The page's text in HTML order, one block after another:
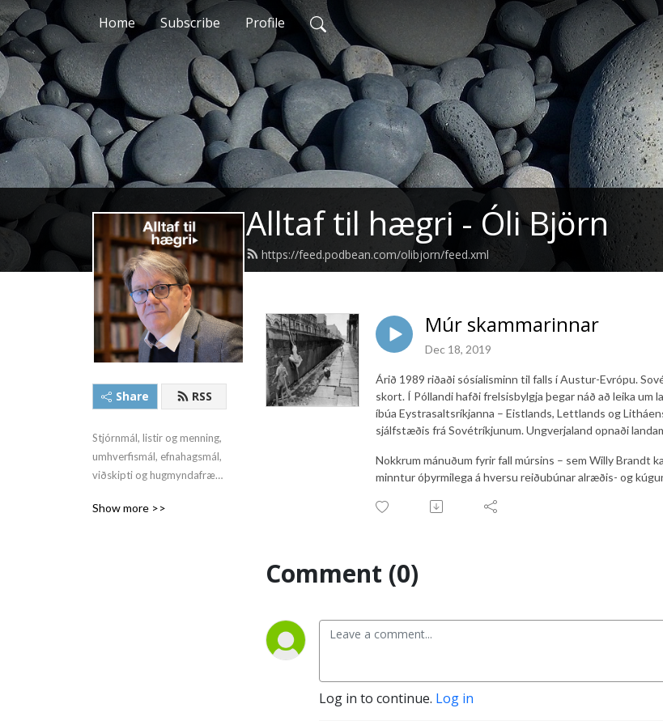
Home Subscribe Profile
Alltaf til hægri - Óli Björn
https://feed.podbean.com/olibjorn/feed.xml
Share RSS
Stjórnmál, listir og menning,
umhverfismál, efnahagsmál,
viðskipti og hugmyndafræði.
hægri.
Show more >>
Múr skammarinnar
Dec 18, 2019
Árið 1989 riðaði sósí­al­ism­inn til falls í Aust­ur-Evr­ópu.
skort. Í Póllandi hafði frels­is­bylgja þegar náð að leika
íbúa Eystra­salts­ríkj­anna – Eist­lands, Lett­lands og
sjálf­stæðis frá Sov­ét­ríkj­un­um. Ung­verja­land opnaði
Nokkr­um mánuðum fyr­ir fall múrs­ins – sem Willy Brandt
minnt­ur óþyrmi­lega á hversu reiðubún­ar alræðis- og
Comment (0)
Log in to continue. Log in